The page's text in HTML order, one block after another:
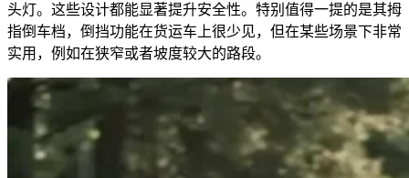
头灯。这些设计都能显著提升安全性。特别值得一提的是其拇
指倒车档，倒挡功能在货运车上很少见，但在某些场景下非常
实用，例如在狭窄或者坡度较大的路段。